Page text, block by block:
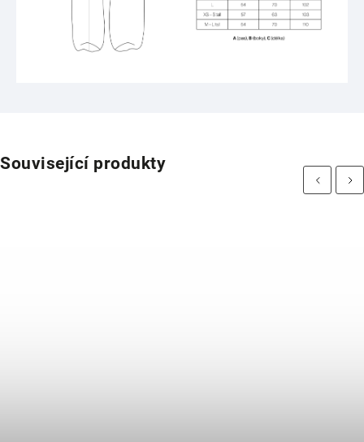
Související produkty
Previous Next